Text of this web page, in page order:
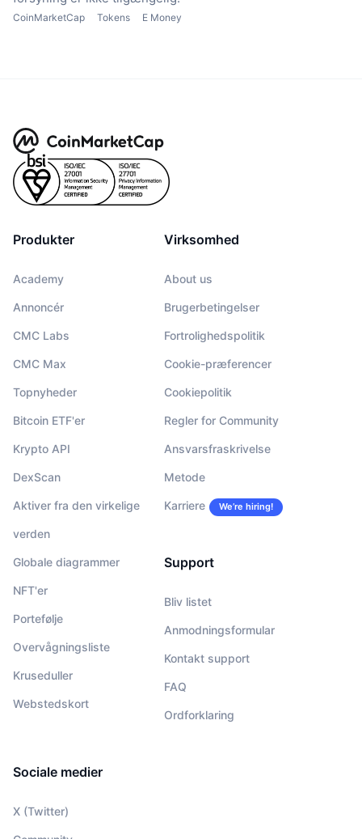
CoinMarketCap Tokens E Money
Produkter
Academy
Annoncér
CMC Labs
CMC Max
Topnyheder
Bitcoin ETF'er
Krypto API
DexScan
Aktiver fra den virkelige
verden
Globale diagrammer
NFT'er
Portefølje
Overvågningsliste
Kruseduller
Webstedskort
Virksomhed
About us
Brugerbetingelser
Fortrolighedspolitik
Cookie-præferencer
Cookiepolitik
Regler for Community
Ansvarsfraskrivelse
Metode
Karriere We’re hiring!
Support
Bliv listet
Anmodningsformular
Kontakt support
FAQ
Ordforklaring
Sociale medier
X (Twitter)